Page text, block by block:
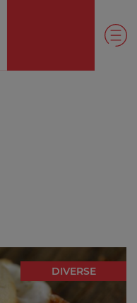
DIVERSE